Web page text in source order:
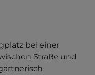
bei einer
Straße und